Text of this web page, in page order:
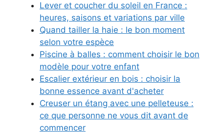
Lever et coucher du soleil en France :
heures, saisons et variations par ville
Quand tailler la haie : le bon moment
selon votre espèce
Piscine à balles : comment choisir le bon
modèle pour votre enfant
Escalier extérieur en bois : choisir la
bonne essence avant d'acheter
Creuser un étang avec une pelleteuse :
ce que personne ne vous dit avant de
commencer